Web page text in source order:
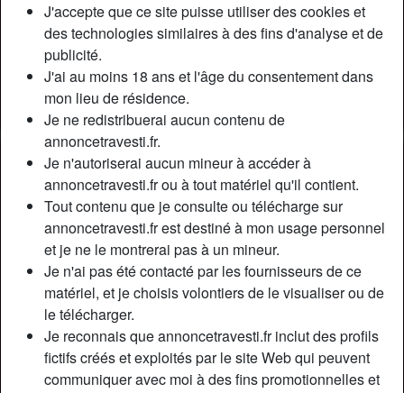
J'accepte que ce site puisse utiliser des cookies et
des technologies similaires à des fins d'analyse et de
publicité.
J'ai au moins 18 ans et l'âge du consentement dans
mon lieu de résidence.
Je ne redistribuerai aucun contenu de
annoncetravesti.fr.
Je n'autoriserai aucun mineur à accéder à
annoncetravesti.fr ou à tout matériel qu'il contient.
Tout contenu que je consulte ou télécharge sur
annoncetravesti.fr est destiné à mon usage personnel
et je ne le montrerai pas à un mineur.
Je n'ai pas été contacté par les fournisseurs de ce
matériel, et je choisis volontiers de le visualiser ou de
le télécharger.
Je reconnais que annoncetravesti.fr inclut des profils
fictifs créés et exploités par le site Web qui peuvent
communiquer avec moi à des fins promotionnelles et
Nickname:
Justinejus
Âge:
45
Pays:
France
Département:
Bouches-du-Rhône
Sexe:
Transexuelle
Sexualité:
Bisexuel(le)
Relation:
Couleur des cheveux:
Rouge
Couleur des yeux:
Brun
Taille:
173 cm